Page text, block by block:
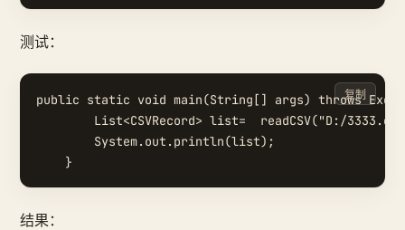
测试：
public static void main(String[] args) throws
List<CSVRecord> list=  readCSV("D:/
        System.out.println(list);
复制
结果：